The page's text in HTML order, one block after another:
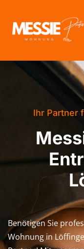
Ihr Partner
Benötigen Sie
Wohnung in